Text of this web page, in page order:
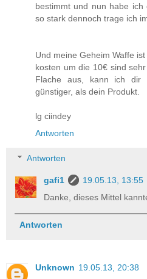
bestimmt und nun habe
so stark dennoch trage ich
Und meine Geheim Waffe
kosten um die 10€ sind
Flache aus, kann ich dir
günstiger, als dein Produkt.
lg ciindey
Antworten
Antworten
gafi1
19.05.13, 13:55
Danke, dieses Mittel
Antworten
Unknown 19.05.13, 20:38